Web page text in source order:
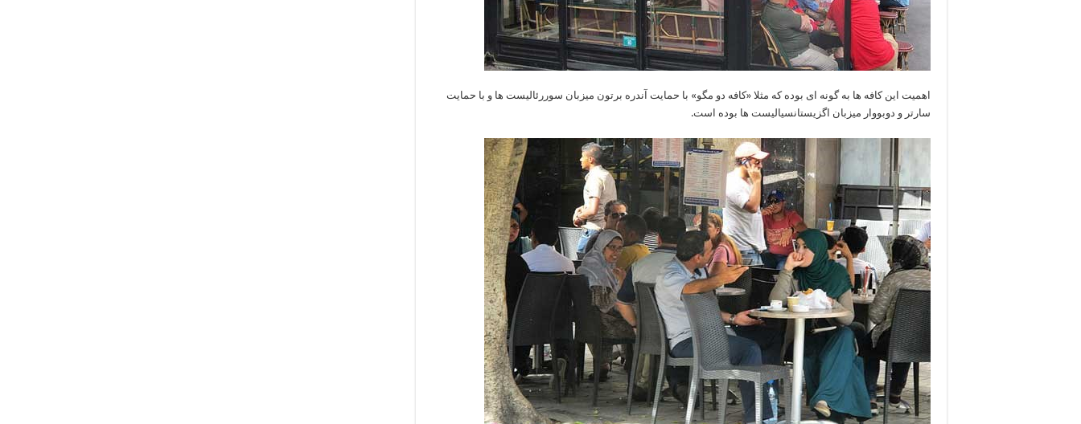
اهمیت این کافه ها به گونه ای بوده که مثلا «کافه دو مگو» با حمایت آندره برتون میزبان سوررئالیست ها و با حمایت
سارتر و دوبووار میزبان اگزیستانسیالیست ها بوده است.